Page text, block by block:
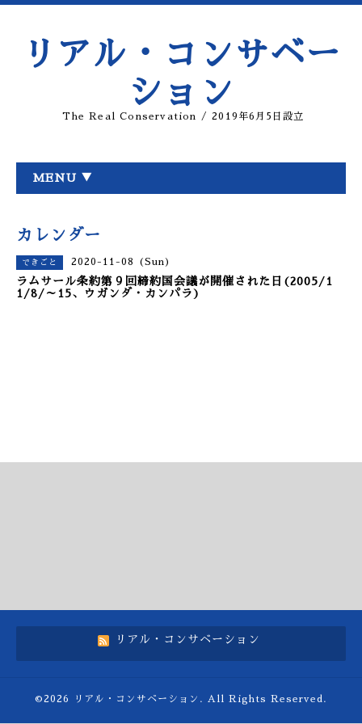
リアル・コンサベー
ション
The Real Conservation / 2019年6月5日設立
MENU ▼
カレンダー
できごと 2020-11-08 (Sun)
ラムサール条約第９回締約国会議が開催された日(2005/1
1/8/～15、ウガンダ・カンパラ)
リアル・コンサベーション
©2026 リアル・コンサベーション . All Rights Reserved.